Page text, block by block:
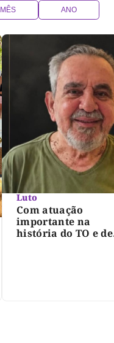
MÊS ANO
Luto
Com atuação
importante na
história do TO e de